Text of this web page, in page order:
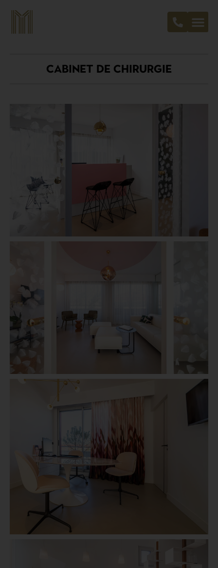
CABINET DE CHIRURGIE